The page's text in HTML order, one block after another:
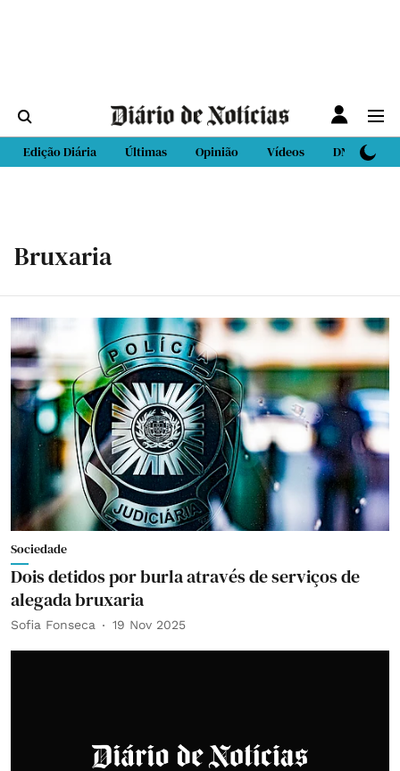
Edição Diária Últimas Opinião Vídeos DN Sport
Bruxaria
Sociedade
Dois detidos por burla através de serviços de
alegada bruxaria
Sofia Fonseca 19 Nov 2025